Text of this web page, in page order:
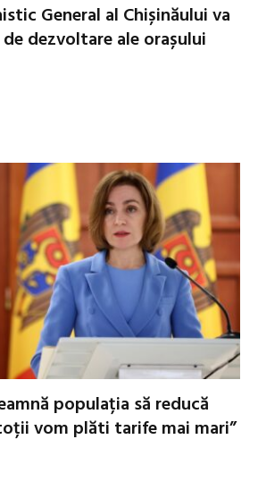
General al Chișinăului va
dezvoltare ale orașului
populația să reducă
vom plăti tarife mai mari”